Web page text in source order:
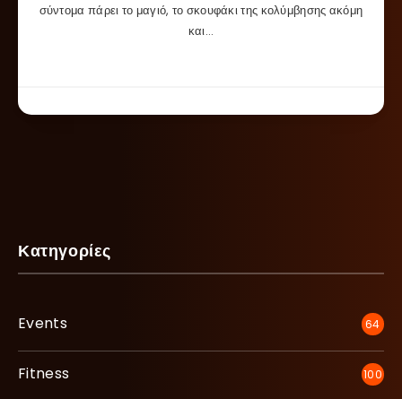
σύντομα πάρει το μαγιό, το σκουφάκι της κολύμβησης ακόμη
και…
Κατηγορίες
Events 64
Fitness 100